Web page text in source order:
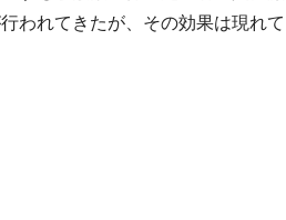
われてきたが、その効果は現れて